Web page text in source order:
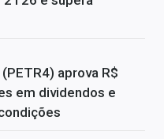
aprova R$
em dividendos e